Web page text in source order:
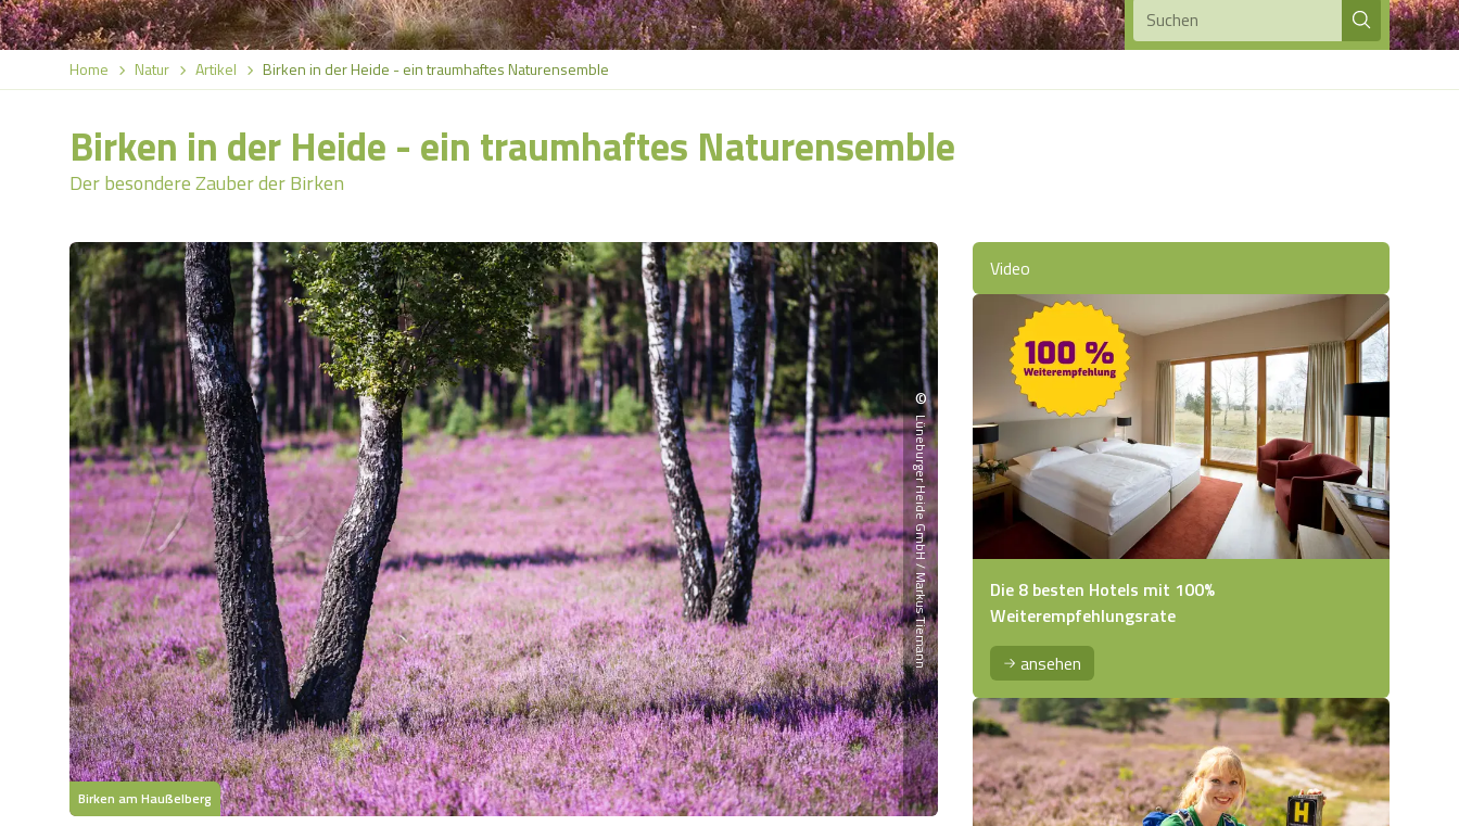
Suchen
Home Natur Artikel Birken in der Heide - ein traumhaftes Naturensemble
Birken in der Heide - ein traumhaftes Naturensemble
Der besondere Zauber der Birken
Birken am Haußelberg
©
Lüneburger Heide GmbH / Markus Tiemann
Birkenallee Richtung Wilsede
Video
Die 8 besten Hotels mit 100%
Weiterempfehlungsrate
ansehen